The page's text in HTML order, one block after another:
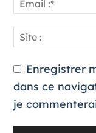
Enregistrer
dans ce
je